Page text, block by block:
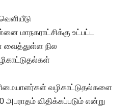
மாநகராட்சிக்கு உட்பட்ட
வைத்துள்ள நில
வழிகாட்டுதல்களை
அபராதம் விதிக்கப்படும் என்று